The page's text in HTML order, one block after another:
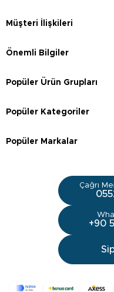
Müşteri İlişkileri
Önemli Bilgiler
Popüler Ürün Grupları
Popüler Kategoriler
Popüler Markalar
Çağrı
+90